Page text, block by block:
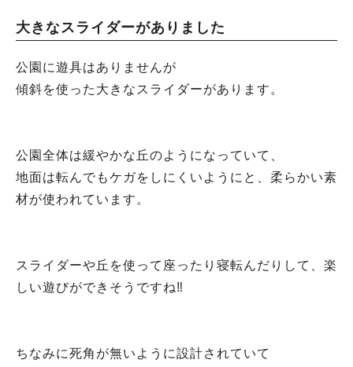
大きなスライダーがありました
公園に遊具はありませんが
傾斜を使った大きなスライダーがあります。
公園全体は緩やかな丘のようになっていて、
地面は転んでもケガをしにくいようにと、柔らかい素
材が使われています。
スライダーや丘を使って座ったり寝転んだりして、楽
しい遊びができそうですね‼️
ちなみに死角が無いように設計されていて